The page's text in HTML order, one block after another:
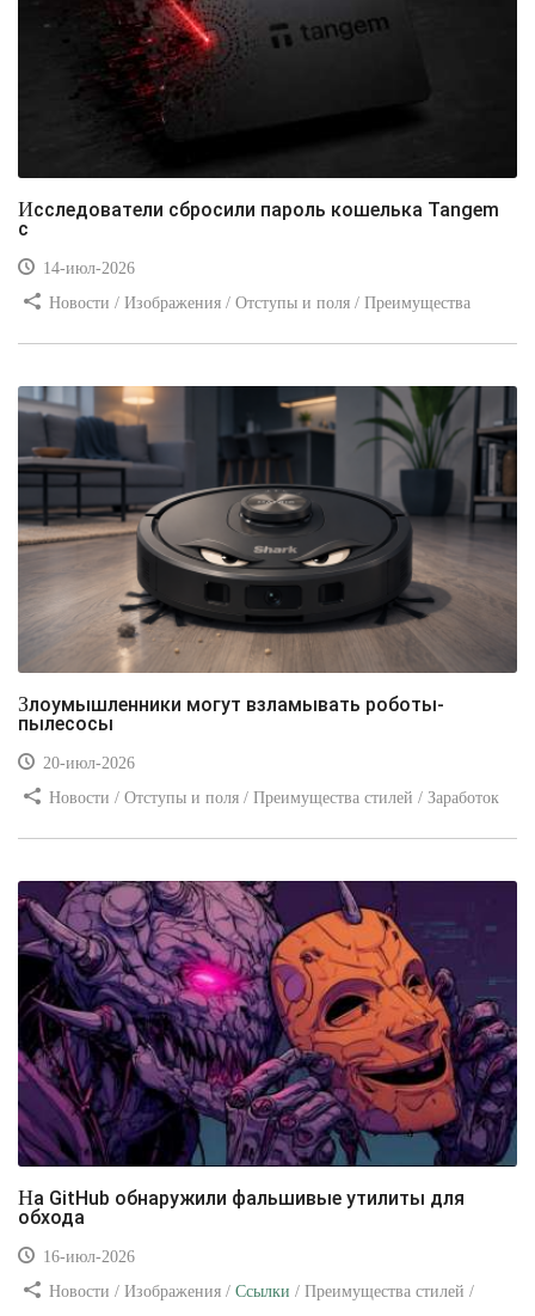
Исследователи сбросили пароль кошелька Tangem
с
14-июл-2026
Новости / Изображения / Отступы и поля / Преимущества
Злоумышленники могут взламывать роботы-
пылесосы
20-июл-2026
Новости / Отступы и поля / Преимущества стилей / Заработок
На GitHub обнаружили фальшивые утилиты для
обхода
16-июл-2026
Новости / Изображения / Ссылки / Преимущества стилей /